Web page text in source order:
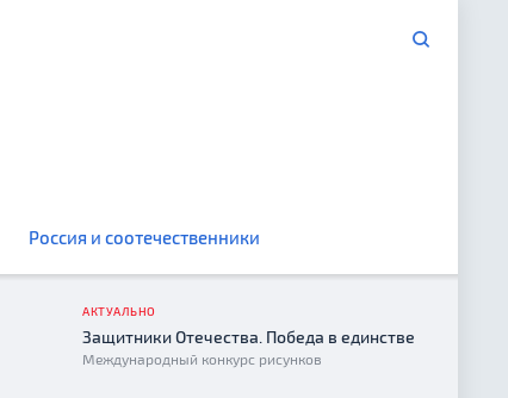
Россия и соотечественники
АКТУАЛЬНО
Защитники Отечества. Победа в единстве
Международный конкурс рисунков